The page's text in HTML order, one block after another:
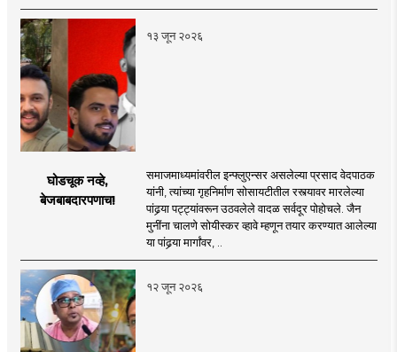
१३ जून २०२६
घोडचूक नव्हे,
बेजबाबदारपणाच!
समाजमाध्यमांवरील इन्फ्लुएन्सर असलेल्या प्रसाद वेदपाठक
यांनी, त्यांच्या गृहनिर्माण सोसायटीतील रस्त्यावर मारलेल्या
पांढर्‍या पट्ट्यांवरून उठवलेले वादळ सर्वदूर पोहोचले. जैन
मुनींना चालणे सोयीस्कर व्हावे म्हणून तयार करण्यात आलेल्या
या पांढर्‍या मार्गांवर, ..
१२ जून २०२६